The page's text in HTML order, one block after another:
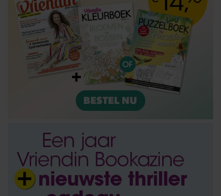
informatie die u aan ze heeft verstrekt of die ze hebben
verzameld op basis van uw gebruik van hun services. U
gaat akkoord met onze cookies als u onze website blijft
gebruiken.